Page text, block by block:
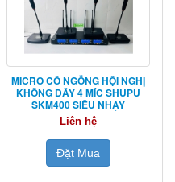
MICRO CỔ NGỖNG HỘI NGHỊ
KHÔNG DÂY 4 MÍC SHUPU
SKM400 SIÊU NHẠY
Liên hệ
Đặt Mua